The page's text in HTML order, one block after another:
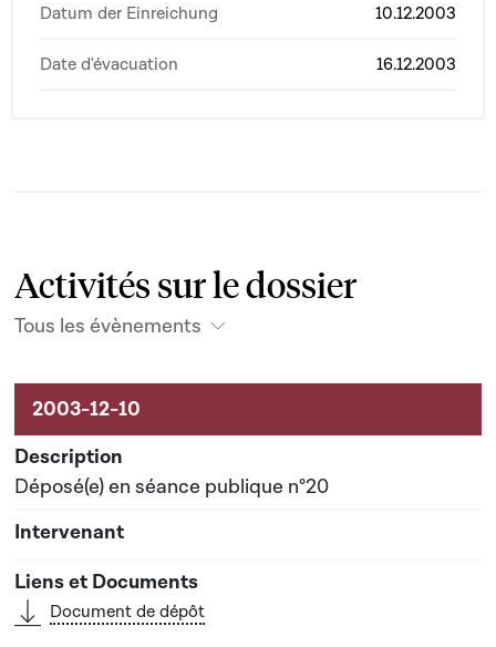
Datum der Einreichung 10.12.2003
Date d'évacuation 16.12.2003
Activités sur le dossier
Tous les évènements
Activités sur le dossier
Déposé(e) en séance publique n°20
Document de dépôt